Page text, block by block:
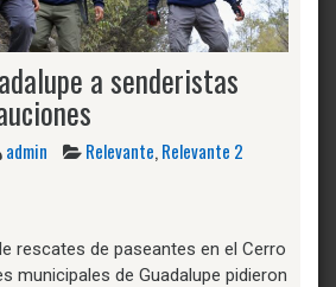
a senderistas
admin Relevante,Relevante 2
rescates de paseantes en el Cerro
municipales de Guadalupe pidieron